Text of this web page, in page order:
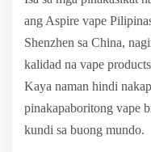
ang Aspire vape
Shenzhen sa China,
kalidad na vape
Kaya naman hindi
pinakapaboritong vape
kundi sa buong mundo.